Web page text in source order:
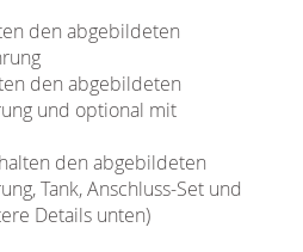
den abgebildeten
den abgebildeten
und optional mit
den abgebildeten
Tank, Anschluss-Set und
Details unten)